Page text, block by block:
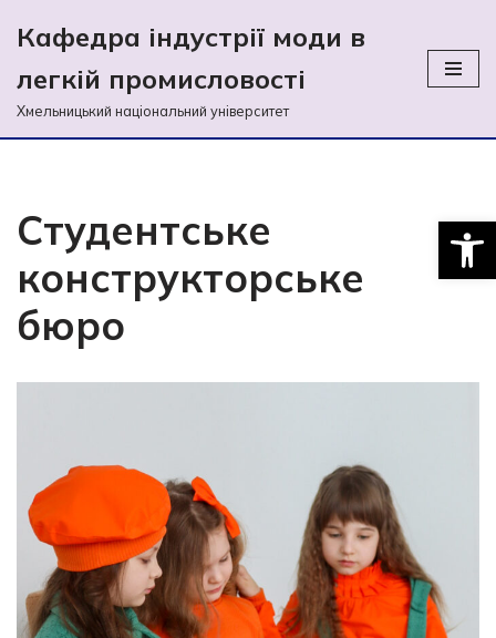
Перейти
до
вмісту
Кафедра індустрії моди в
легкій промиcловості
Хмельницький національний університет
Студентське
конструкторське
бюро